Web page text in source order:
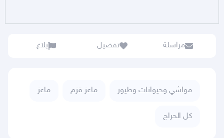
مراسلة تفضيل بلاغ
مواشي وحيوانات وطيور ماعز قزم ماعز
كل الحراج